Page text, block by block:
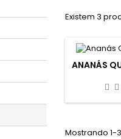
Existem 3
ANANÁS
Mostrando 1-